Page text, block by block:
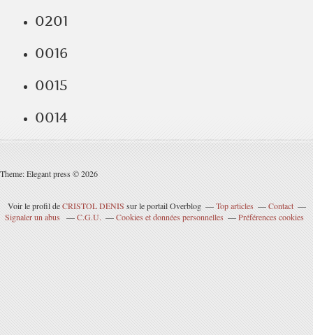
0201
0016
0015
0014
Theme: Elegant press © 2026
Voir le profil deCRISTOL DENIS sur le portail Overblog Top articles
Contact
Signaler un abus
C.G.U. Cookies et données personnelles Préférences cookies